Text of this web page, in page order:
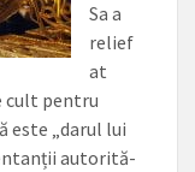
Sa a
relief
at
cult pentru
este „darul lui
autori­tă­